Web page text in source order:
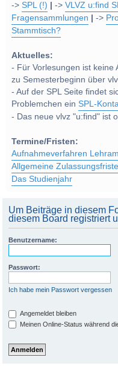
->SPL (!) ->VLVZ u:find
Fragensammlungen
->
Stammtisch?
Aktuelles:
- Für Vorlesungen ist keine
zu Semesterbeginn über
- Auf der SPL Seite findet
Problemchen einSPL-
- Das neue vlvz "u:find" ist
Termine/Fristen:
Aufnahmeverfahren
Allgemeine
Das Studienjahr
Um Beiträge in diesem
diesem Board registriert
Benutzername:
Passwort:
Ich habe mein Passwort vergessen
Angemeldet bleiben
Meinen Online-Status während